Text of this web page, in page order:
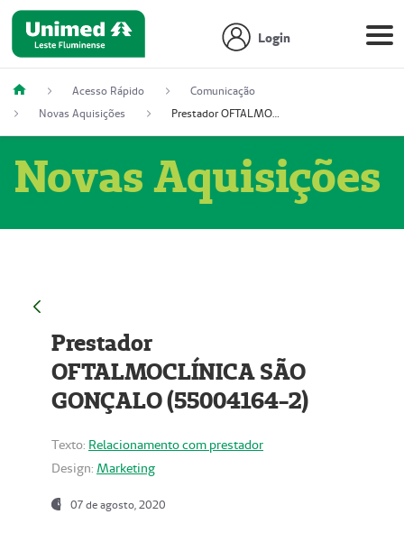
Login
Acesso Rápido
Comunicação
Novas Aquisições
Prestador OFTALMOCLÍNICA SÃO GONÇALO (55004164-2)
Novas Aquisições
Prestador
OFTALMOCLÍNICA SÃO
GONÇALO (55004164-2)
Texto: Relacionamento com prestador
Design: Marketing
07 de agosto, 2020